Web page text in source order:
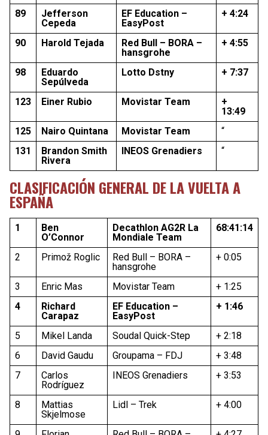
89
Jefferson
Cepeda
EF Education –
EasyPost
+ 4:24
90 Harold Tejada
Red Bull – BORA –
hansgrohe
+ 4:55
98
Eduardo
Sepúlveda
Lotto Dstny + 7:37
123 Einer Rubio Movistar Team
+
13:49
125
Nairo Quintana Movistar Team
“
131
Brandon Smith
Rivera
INEOS Grenadiers “
CLASIFICACIÓN GENERAL DE LA VUELTA A
ESPAÑA
1
Ben
O’Connor
Decathlon AG2R La
Mondiale Team
68:41:14
2 Primož Roglic
Red Bull – BORA –
hansgrohe
+ 0:05
3 Enric Mas Movistar Team
+ 1:25
4
Richard
Carapaz
EF Education –
EasyPost
+ 1:46
5 Mikel Landa Soudal Quick-Step
+ 2:18
6
David Gaudu Groupama – FDJ
+ 3:48
7
Carlos
Rodríguez
INEOS Grenadiers + 3:53
8
Mattias
Skjelmose
Lidl – Trek + 4:00